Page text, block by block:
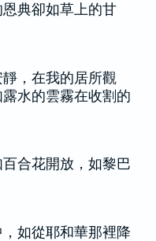
典卻如草上的甘
，在我的居所觀
水的雲霧在收割的
合花開放，如黎巴
如從耶和華那裡降